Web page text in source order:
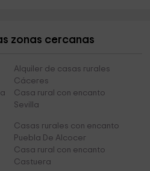
zonas cercanas
Alquiler de casas rurales
Cáceres
Casa rural con encanto
Sevilla
Casas rurales con encanto
Puebla De Alcocer
Casa rural con encanto
Castuera